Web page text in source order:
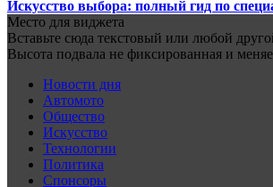
Искусство выбора: полный гид по
Место для виджета
Вставьте сюда текстовый или любой
Высота подвала не фиксированная и
Новости дня
Автомото
Общество
Искусство
Технологии
Политика
Спонсоры